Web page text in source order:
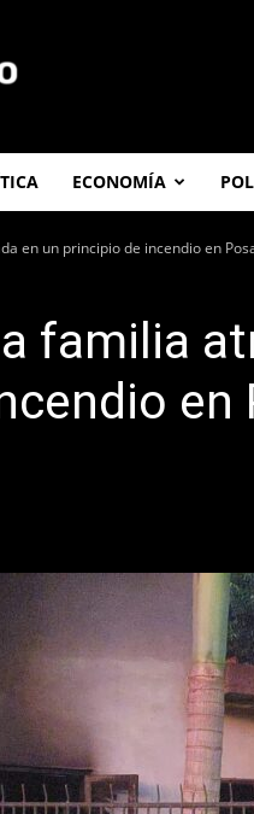
ECONOMÍA
en un principio de incendio en
familia
en